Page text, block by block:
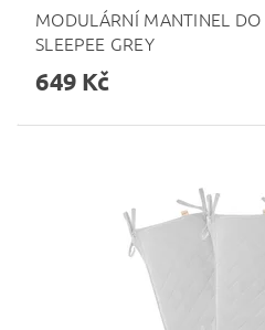
MODULÁRNÍ MANTINEL DO
SLEEPEE GREY
649 Kč